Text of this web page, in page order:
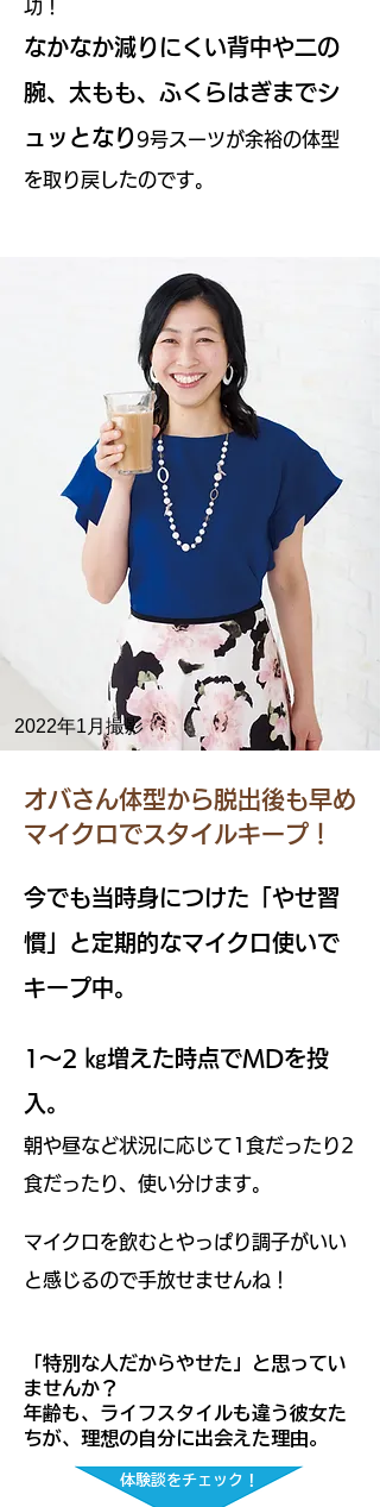
功！
なかなか減りにくい背中や二の
腕、太もも、ふくらはぎまでシ
ュッとなり9号スーツが余裕の体型
を取り戻したのです。
2022年1月撮影
オバさん体型から脱出後も早め
マイクロでスタイルキープ！
今でも当時身につけた「やせ習
慣」と定期的なマイクロ使いで
キープ中。
1～2 ㎏増えた時点でMDを投
入。
朝や昼など状況に応じて1食だったり2
食だったり、使い分けます。
マイクロを飲むとやっぱり調子がいい
と感じるので手放せませんね！
「特別な人だからやせた」と思ってい
ませんか？
年齢も、ライフスタイルも違う彼女た
ちが、理想の自分に出会えた理由。
体験談をチェック！